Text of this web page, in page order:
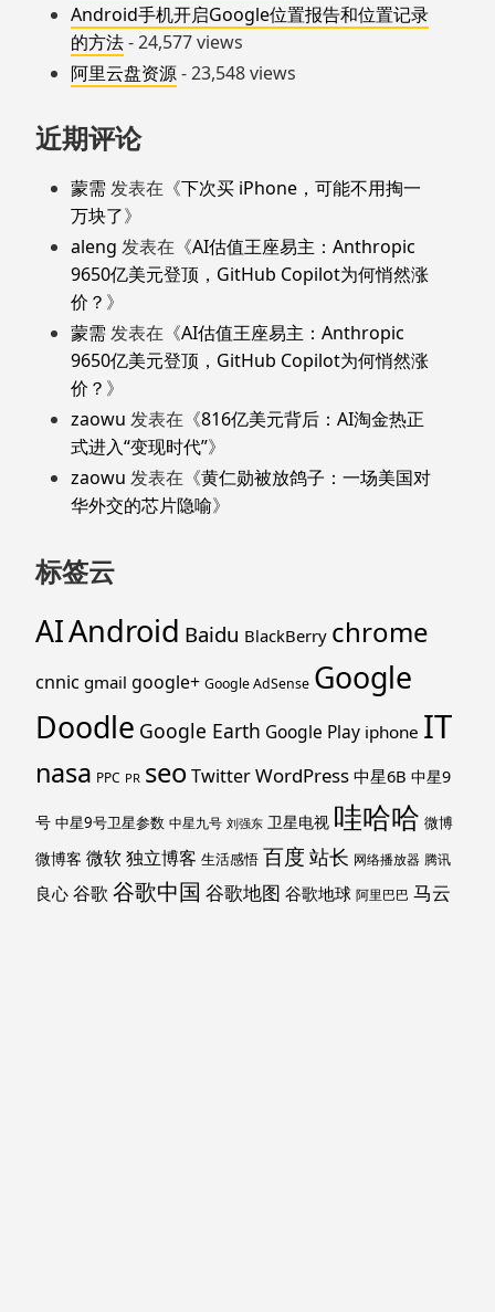
Android手机开启Google位置报告和位置记录
的方法- 24,577 views
阿里云盘资源- 23,548 views
近期评论
蒙需 发表在《下次买 iPhone，可能不用掏一
万块了》
aleng 发表在《AI估值王座易主：Anthropic
9650亿美元登顶，GitHub Copilot为何悄然涨
价？ 》
蒙需 发表在《AI估值王座易主：Anthropic
9650亿美元登顶，GitHub Copilot为何悄然涨
价？ 》
zaowu 发表在《816亿美元背后：AI淘金热正
式进入“变现时代”》
zaowu 发表在《黄仁勋被放鸽子：一场美国对
华外交的芯片隐喻》
标签云
AIAndroid Baidu BlackBerry chrome
cnnic gmail google+ Google AdSense Google
Doodle Google Earth Google Play iphone IT
nasa PPC PR seoTwitterWordPress 中星6B 中星9
号 中星9号卫星参数 中星九号 刘强东 卫星电视 哇哈哈 微博
微博客 微软独立博客 生活感悟 百度 站长 网络播放器 腾讯
良心 谷歌 谷歌中国 谷歌地图 谷歌地球 阿里巴巴 马云